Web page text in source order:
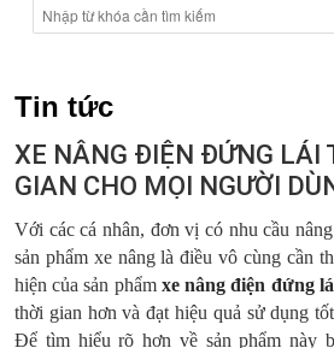
Tin tức
XE NÂNG ĐIỆN ĐỨNG LÁI
GIAN CHO MỌI NGƯỜI
Với các cá nhân, đơn vị có nhu cầu
sản phẩm xe nâng là điều vô cùng cần
hiện của sản phẩm xe nâng điện đứng
thời gian hơn và đạt hiệu quả sử dụng
Để tìm hiểu rõ hơn về sản phẩm này